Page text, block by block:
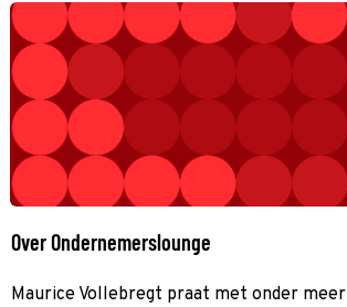
Over Ondernemerslounge
Maurice Vollebregt praat met onder meer